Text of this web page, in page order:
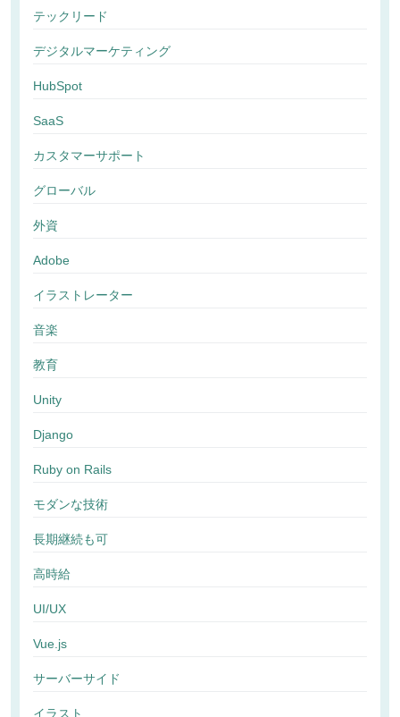
テックリード
デジタルマーケティング
HubSpot
SaaS
カスタマーサポート
グローバル
外資
Adobe
イラストレーター
音楽
教育
Unity
Django
Ruby on Rails
モダンな技術
長期継続も可
高時給
UI/UX
Vue.js
サーバーサイド
イラスト